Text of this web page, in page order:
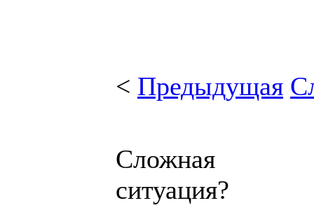
< Предыдущая
Сложная
ситуация?